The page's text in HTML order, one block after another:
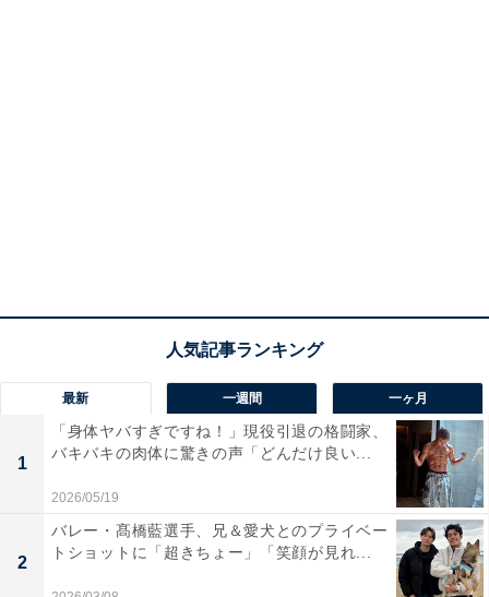
最新 一週間 一ヶ月
1
「身体ヤバすぎですね！」現役引退の格闘家、
バキバキの肉体に驚きの声「どんだけ良い...
2026/05/19
2
バレー・髙橋藍選手、兄＆愛犬とのプライベー
トショットに「超きちょー」「笑顔が見れ...